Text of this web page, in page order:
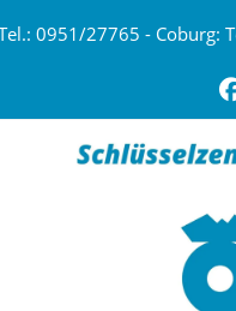
0951/27765 - Coburg: